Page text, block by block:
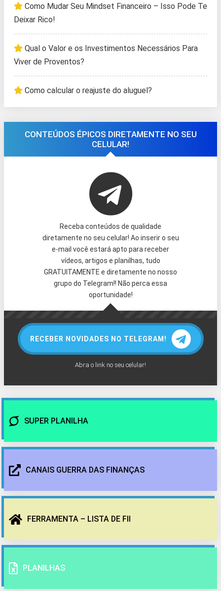
Como Mudar Seu Mindset Financeiro – Isso Pode Te
Deixar Rico!
Qual o Valor e os Investimentos Necessários Para
Viver de Proventos?
Como calcular o reajuste do aluguel?
CONTEÚDOS ÉPICOS DIRETAMENTE NO SEU
CELULAR!
Receba conteúdos de qualidade
diretamente no seu celular! Ao inserir o seu
e-mail você estará apto para receber
vídeos, artigos e planilhas, tudo
GRATUITAMENTE e diretamente no nosso
grupo do Telegram!! Não perca essa
oportunidade!
RECEBER NOVIDADES NO TELEGRAM!
Abra o link no seu celular!
SUPER PLANILHA
CANAIS GUERRA DAS FINANÇAS
FERRAMENTA – LISTA DE FII
PLANILHAS